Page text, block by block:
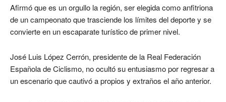
Afirmó que es un orgullo la región, ser elegida como anfitriona
de un campeonato que trasciende los límites del deporte y se
convierte en un escaparate turístico de primer nivel.
José Luis López Cerrón, presidente de la Real Federación
Española de Ciclismo, no ocultó su entusiasmo por regresar a
un escenario que cautivó a propios y extraños el año anterior.